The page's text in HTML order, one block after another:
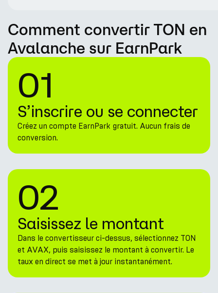
Comment convertir TON en
Avalanche sur EarnPark
01
S’inscrire ou se connecter
Créez un compte EarnPark gratuit. Aucun frais de
conversion.
02
Saisissez le montant
Dans le convertisseur ci-dessus, sélectionnez TON
et AVAX, puis saisissez le montant à convertir. Le
taux en direct se met à jour instantanément.